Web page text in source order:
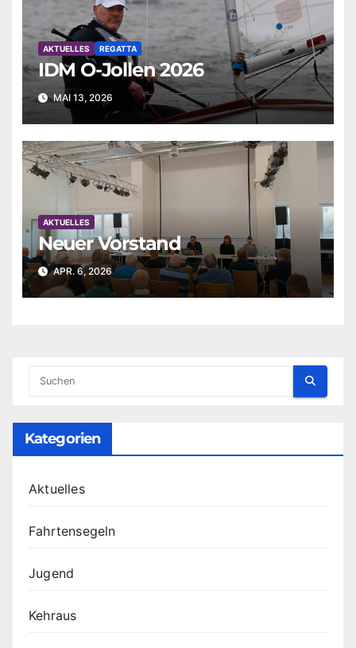
AKTUELLES REGATTA
IDM O-Jollen 2026
MAI 13, 2026
AKTUELLES
Neuer Vorstand
APR. 6, 2026
Kategorien
Aktuelles
Fahrtensegeln
Jugend
Kehraus